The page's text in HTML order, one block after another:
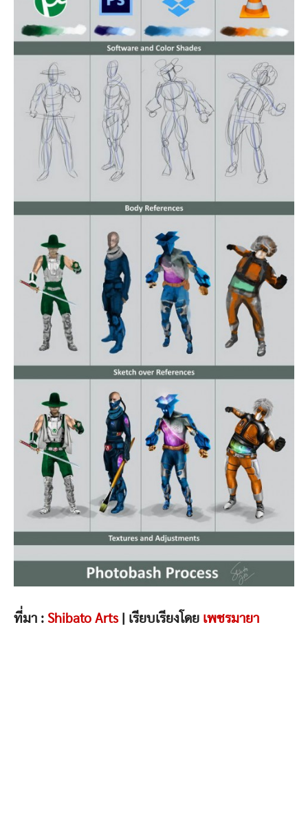
ที่มา : Shibato Arts| เรียบเรียงโดย เพชรมายา